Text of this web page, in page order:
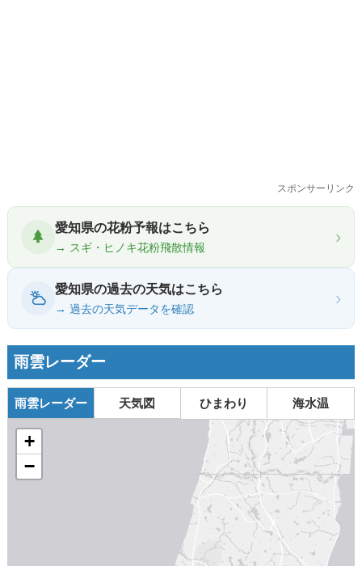
スポンサーリンク
愛知県の花粉予報はこちら
→ スギ・ヒノキ花粉飛散情報
›
愛知県の過去の天気はこちら
→ 過去の天気データを確認
›
雨雲レーダー
雨雲レーダー 天気図 ひまわり 海水温
+
−